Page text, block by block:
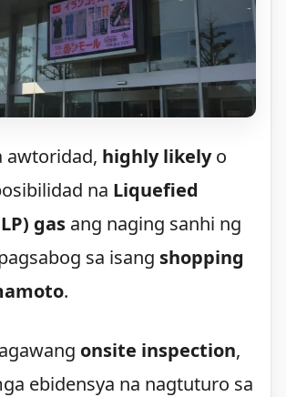
awtoridad, highly likelyo
na Liquefied
gas ang naging sanhi ng
sa isang shopping
.
onsite inspection,
ebidensya na nagtuturo sa